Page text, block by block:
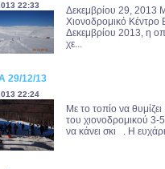
22:33
Δεκεμβρίου 29, 2013
Χιονοδρομικό
Δεκεμβρίου 2013, η
χε...
29/12/13
22:24
Με το τοπίο να
του χιονοδρομικού 3-
να κάνει σκι . Η